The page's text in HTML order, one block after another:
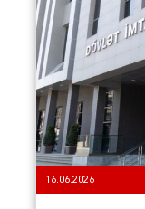
16.06.2026